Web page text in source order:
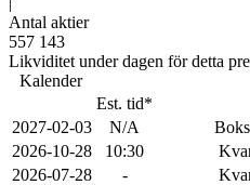
Antal aktier
557 143
Likviditet under dagen för detta
Kalender
Est. tid*
2027-02-03
N/A
2026-10-28
10:30
2026-07-28
-